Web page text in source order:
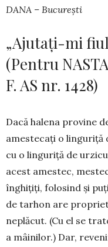
DANA – București
„Ajutați-mi fiul
(Pentru
F. AS nr. 1428)
Dacă halena provine
amestecați o linguriță
cu o linguriță de
acest ames­tec,
înghițiți, folosind și
de tarhon are
neplăcut. (Cu el se
a mâinilor.) Dar,